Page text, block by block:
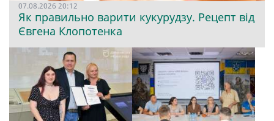
07.08.2026 20:12
Як правильно варити кукурудзу. Рецепт від
Євгена Клопотенка